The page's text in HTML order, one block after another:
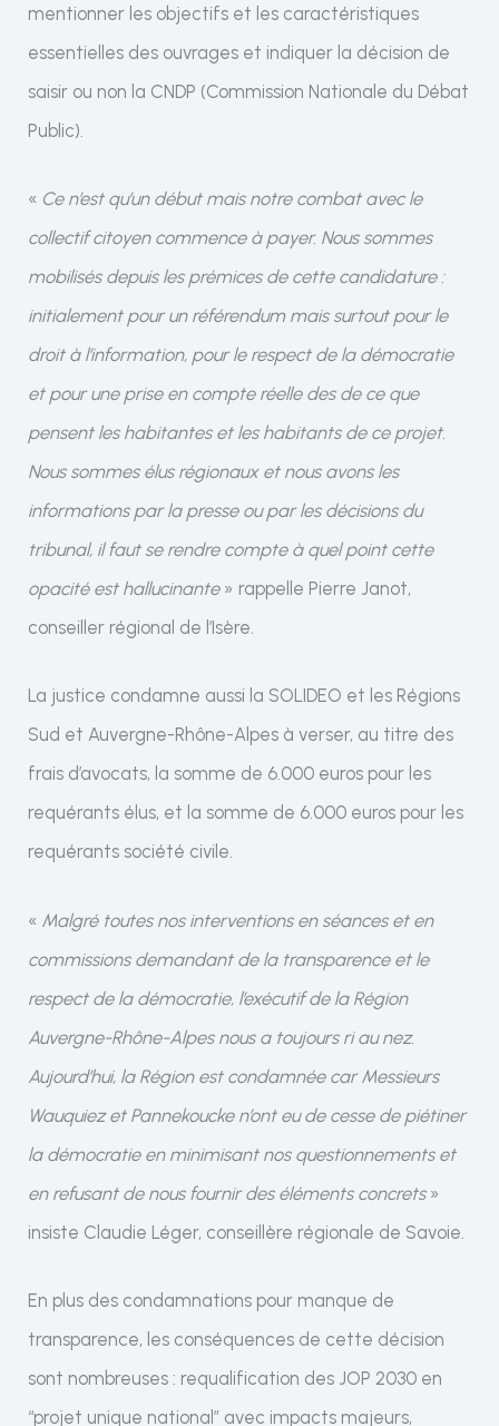
mentionner les objectifs et les caractéristiques
essentielles des ouvrages et indiquer la décision de
saisir ou non la CNDP (Commission Nationale du Débat
Public).
« Ce n’est qu’un début mais notre combat avec le
collectif citoyen commence à payer. Nous sommes
mobilisés depuis les prémices de cette candidature :
initialement pour un référendum mais surtout pour le
droit à l’information, pour le respect de la démocratie
et pour une prise en compte réelle des de ce que
pensent les habitantes et les habitants de ce projet.
Nous sommes élus régionaux et nous avons les
informations par la presse ou par les décisions du
tribunal, il faut se rendre compte à quel point cette
opacité est hallucinante» rappelle Pierre Janot,
conseiller régional de l’Isère.
La justice condamne aussi la SOLIDEO et les Régions
Sud et Auvergne-Rhône-Alpes à verser, au titre des
frais d’avocats, la somme de 6.000 euros pour les
requérants élus, et la somme de 6.000 euros pour les
requérants société civile.
« Malgré toutes nos interventions en séances et en
commissions demandant de la transparence et le
respect de la démocratie, l’exécutif de la Région
Auvergne-Rhône-Alpes nous a toujours ri au nez.
Aujourd’hui, la Région est condamnée car Messieurs
Wauquiez et Pannekoucke n’ont eu de cesse de piétiner
la démocratie en minimisant nos questionnements et
en refusant de nous fournir des éléments concrets »
insiste Claudie Léger, conseillère régionale de Savoie.
En plus des condamnations pour manque de
transparence, les conséquences de cette décision
sont nombreuses : requalification des JOP 2030 en
“projet unique national” avec impacts majeurs,